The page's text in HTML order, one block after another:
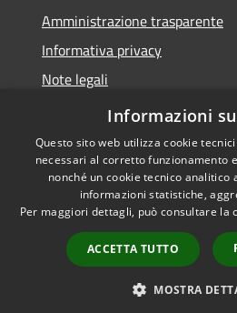
Amministrazione trasparente
Informativa privacy
Note legali
Dichiarazione di accessibilità
Accessibilità
Informazioni
Questo sito web utilizza cookie
necessari al corretto funzionamento
nonché un cookie tecnico analitico
informazioni statistiche,
Per maggiori dettagli, può consultare la
ACCETTA TUTTO
MOSTRA